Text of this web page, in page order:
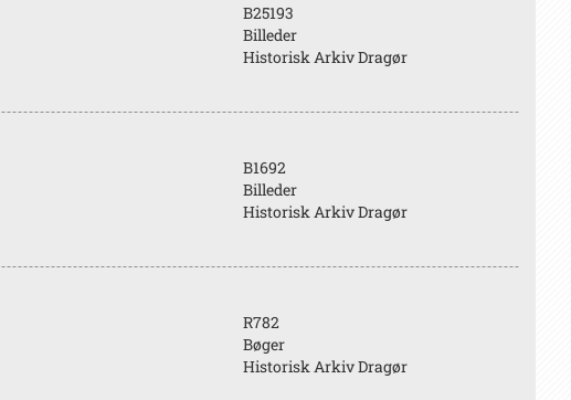
B25193
Billeder
Historisk Arkiv Dragør
B1692
Billeder
Historisk Arkiv Dragør
R782
Bøger
Historisk Arkiv Dragør